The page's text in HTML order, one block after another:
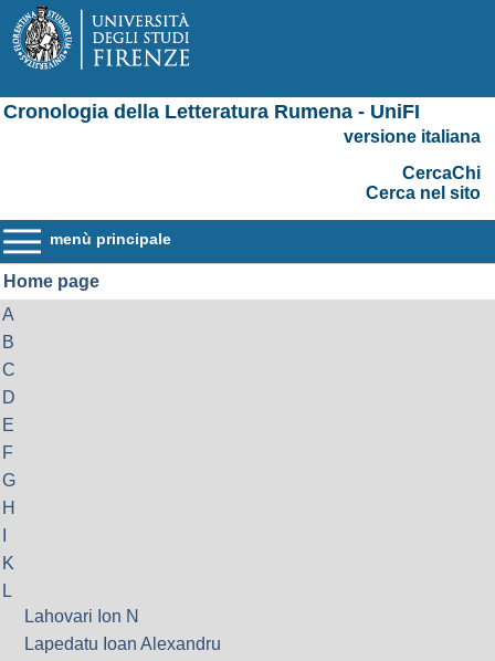
Cronologia della Letteratura Rumena - UniFI
versione italiana
CercaChi
Cerca nel sito
menù principale
Home page
A
B
C
D
E
F
G
H
K
L
Lahovari Ion N
Lapedatu Ioan Alexandru